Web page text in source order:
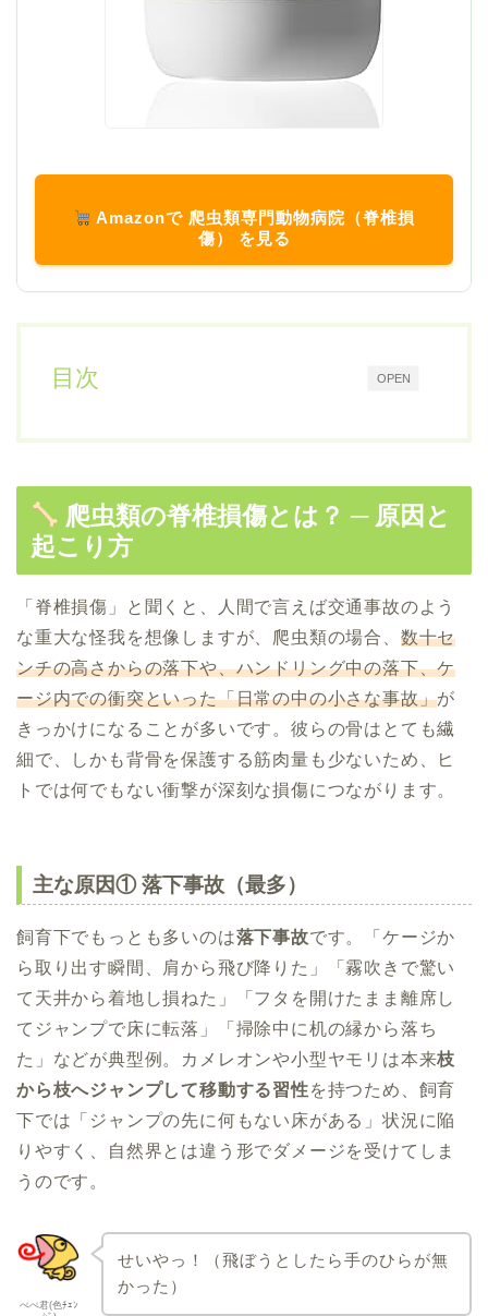
Amazonで 爬虫類専門動物病院（脊椎損
傷） を見る
OPEN
目次
爬虫類の脊椎損傷とは？ ─ 原因と
起こり方
「脊椎損傷」と聞くと、人間で言えば交通事故のよう
な重大な怪我を想像しますが、爬虫類の場合、 数十セ
ンチの高さからの落下や、ハンドリング中の落下、ケ
ージ内での衝突といった「日常の中の小さな事故」が
きっかけになることが多いです。彼らの骨はとても繊
細で、しかも背骨を保護する筋肉量も少ないため、ヒ
トでは何でもない衝撃が深刻な損傷につながります。
主な原因① 落下事故（最多）
飼育下でもっとも多いのは落下事故です。「ケージか
ら取り出す瞬間、肩から飛び降りた」「霧吹きで驚い
て天井から着地し損ねた」「フタを開けたまま離席し
てジャンプで床に転落」「掃除中に机の縁から落ち
た」などが典型例。カメレオンや小型ヤモリは本来枝
から枝へジャンプして移動する習性を持つため、飼育
下では「ジャンプの先に何もない床がある」状況に陥
りやすく、自然界とは違う形でダメージを受けてしま
うのです。
ぺぺ君(色ﾁｪﾝ
せいやっ！（飛ぼうとしたら手のひらが無
かった）